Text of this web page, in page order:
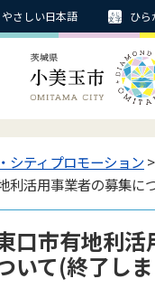
やさしい日本語 ひら
シティプロモーション>
利活用事業者の募集に
口市有地利活
いて(終了し